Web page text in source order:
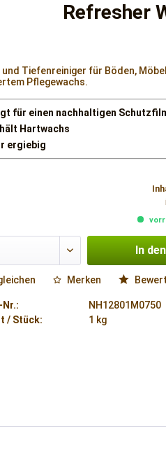
Refresher
und Tiefenreiniger für Böden,
Pflegewachs.
für einen nachhaltigen
Hartwachs
ergiebig
In den
Merken
NH12801M0750
/ Stück:
1 kg